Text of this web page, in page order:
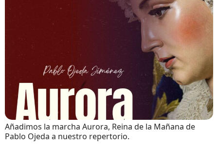
Añadimos la marcha Aurora, Reina de la Mañana de
Pablo Ojeda a nuestro repertorio.